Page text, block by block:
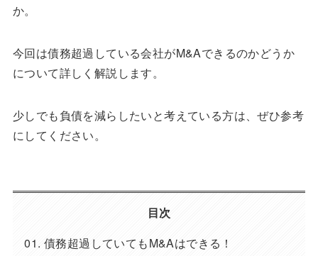
か。
今回は債務超過している会社がM&Aできるのかどうか
について詳しく解説します。
少しでも負債を減らしたいと考えている方は、ぜひ参考
にしてください。
目次
債務超過していてもM&Aはできる！